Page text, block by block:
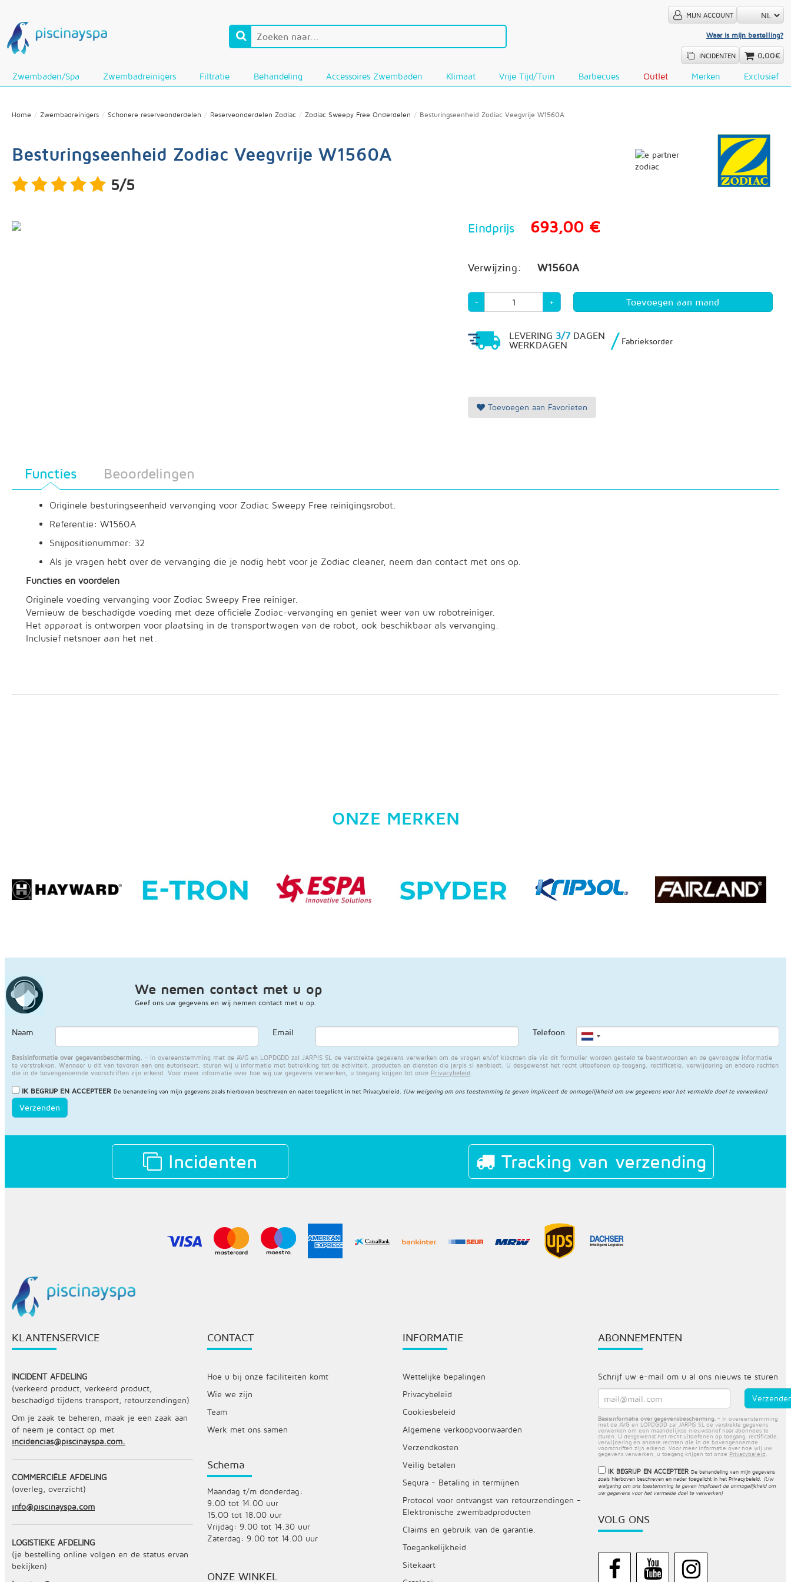
MIJN ACCOUNT
Waar is mijn bestelling?
INCIDENTEN 0,00€
Zwembaden/Spa Zwembadreinigers Filtratie Behandeling Accessoires Zwembaden Klimaat Vrije Tijd/Tuin Barbecues Outlet Merken Exclusief
Home Zwembadreinigers Schonere reserveonderdelen Reserveonderdelen Zodiac Zodiac Sweepy Free Onderdelen Besturingseenheid Zodiac Veegvrije W1560A
Besturingseenheid Zodiac Veegvrije W1560A
5/5
Eindprijs 693,00 €
Verwijzing: W1560A
- +
LEVERING 3/7DAGEN
WERKDAGEN
/ Fabrieksorder
Toevoegen aan Favorieten
Functies Beoordelingen
Originele besturingseenheid vervanging voor Zodiac Sweepy Free reinigingsrobot.
Referentie: W1560A
Snijpositienummer: 32
Als je vragen hebt over de vervanging die je nodig hebt voor je Zodiac cleaner, neem dan contact met ons op.
Functies en voordelen
Originele voeding vervanging voor Zodiac Sweepy Free reiniger.
Vernieuw de beschadigde voeding met deze officiële Zodiac-vervanging en geniet weer van uw robotreiniger.
Het apparaat is ontworpen voor plaatsing in de transportwagen van de robot, ook beschikbaar als vervanging.
Inclusief netsnoer aan het net.
ONZE MERKEN
We nemen contact met u op
Geef ons uw gegevens en wij nemen contact met u op.
Naam Email Telefoon
Basisinformatie over gegevensbescherming. - In overeenstemming met de AVG en LOPDGDD zal JARPIS SL de verstrekte gegevens verwerken om de vragen en/of klachten die via dit formulier worden gesteld te beantwoorden en de gevraagde informatie
te verstrekken. Wanneer u dit van tevoren aan ons autoriseert, sturen wij u informatie met betrekking tot de activiteit, producten en diensten die jarpis sl aanbiedt. U desgewenst het recht uitoefenen op toegang, rectificatie, verwijdering en andere rechten
die in de bovengenoemde voorschriften zijn erkend. Voor meer informatie over hoe wij uw gegevens verwerken, u toegang krijgen tot onze Privacybeleid
IK BEGRIJP EN ACCEPTEER De behandeling van mijn gegevens zoals hierboven beschreven en nader toegelicht in het Privacybeleid (Uw weigering om ons toestemming te geven impliceert de onmogelijkheid om uw gegevens voor het vermelde doel te verwerken)
Verzenden
Incidenten Tracking van verzending
KLANTENSERVICE
INCIDENT AFDELING
(verkeerd product, verkeerd product,
beschadigd tijdens transport, retourzendingen)
Om je zaak te beheren, maak je een zaak aan
of neem je contact op met
incidencias@piscinayspa.com.
COMMERCIËLE AFDELING
(overleg, overzicht)
info@piscinayspa.com
LOGISTIEKE AFDELING
(je bestelling online volgen en de status ervan
bekijken)
CONTACT
Hoe u bij onze faciliteiten komt
Wie we zijn
Team
Werk met ons samen
Schema
Maandag t/m donderdag:
9.00 tot 14.00 uur
15.00 tot 18.00 uur
Vrijdag: 9.00 tot 14.30 uur
Zaterdag: 9.00 tot 14.00 uur
ONZE WINKEL
INFORMATIE
Wettelijke bepalingen
Privacybeleid
Cookiesbeleid
Algemene verkoopvoorwaarden
Verzendkosten
Veilig betalen
Sequra - Betaling in termijnen
Protocol voor ontvangst van retourzendingen -
Elektronische zwembadproducten
Claims en gebruik van de garantie.
Toegankelijkheid
Sitekaart
ABONNEMENTEN
Schrijf uw e-mail om u al ons nieuws te sturen
Basisinformatie over gegevensbescherming. - In overeenstemming
met de AVG en LOPDGDD zal JARPIS SL de verstrekte gegevens
verwerken om een maandelijkse nieuwsbrief naar abonnees te
sturen. U desgewenst het recht uitoefenen op toegang, rectificatie,
verwijdering en andere rechten die in de bovengenoemde
voorschriften zijn erkend. Voor meer informatie over hoe wij uw
gegevens verwerken, u toegang krijgen tot onze Privacybeleid
IK BEGRIJP EN ACCEPTEER De behandeling van mijn gegevens
zoals hierboven beschreven en nader toegelicht in het Privacybeleid. (Uw
weigering om ons toestemming te geven impliceert de onmogelijkheid om
uw gegevens voor het vermelde doel te verwerken)
VOLG ONS